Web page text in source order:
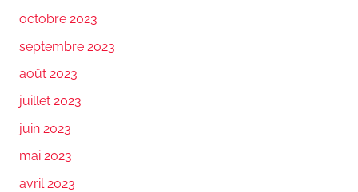
octobre 2023
septembre 2023
août 2023
juillet 2023
juin 2023
mai 2023
avril 2023